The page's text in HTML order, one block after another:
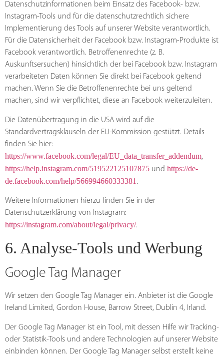
Datenschutzinformationen beim Einsatz des Facebook- bzw.
Instagram-Tools und für die datenschutzrechtlich sichere
Implementierung des Tools auf unserer Website verantwortlich.
Für die Datensicherheit der Facebook bzw. Instagram-Produkte ist
Facebook verantwortlich. Betroffenenrechte (z. B.
Auskunftsersuchen) hinsichtlich der bei Facebook bzw. Instagram
verarbeiteten Daten können Sie direkt bei Facebook geltend
machen. Wenn Sie die Betroffenenrechte bei uns geltend
machen, sind wir verpflichtet, diese an Facebook weiterzuleiten.
Die Datenübertragung in die USA wird auf die
Standardvertragsklauseln der EU-Kommission gestützt. Details
finden Sie hier:
https://www.facebook.com/legal/EU_data_transfer_addendum,
https://help.instagram.com/519522125107875 und https://de-
de.facebook.com/help/566994660333381 .
Weitere Informationen hierzu finden Sie in der
Datenschutzerklärung von Instagram:
https://instagram.com/about/legal/privacy/.
6. Analyse-Tools und Werbung
Google Tag Manager
Wir setzen den Google Tag Manager ein. Anbieter ist die Google
Ireland Limited, Gordon House, Barrow Street, Dublin 4, Irland.
Der Google Tag Manager ist ein Tool, mit dessen Hilfe wir Tracking-
oder Statistik-Tools und andere Technologien auf unserer Website
einbinden können. Der Google Tag Manager selbst erstellt keine